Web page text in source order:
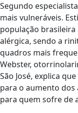
Segundo
mais vulneráveis.
população
alérgica, sendo a
quadros mais
Webster,
São José, explica
para o aumento dos
para quem sofre de